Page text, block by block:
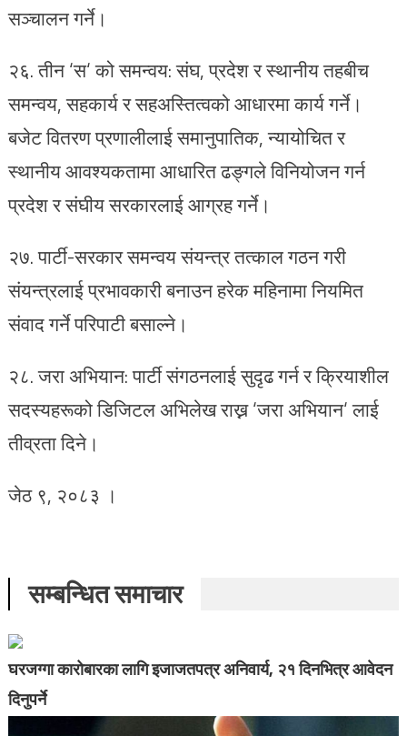
सञ्चालन गर्ने।
२६.⁠ ⁠तीन ‘स‘ को समन्वय: संघ, प्रदेश र स्थानीय तहबीच
समन्वय, सहकार्य र सहअस्तित्वको आधारमा कार्य गर्ने।
बजेट वितरण प्रणालीलाई समानुपातिक, न्यायोचित र
स्थानीय आवश्यकतामा आधारित ढङ्गले विनियोजन गर्न
प्रदेश र संघीय सरकारलाई आग्रह गर्ने।
२७.⁠ पार्टी-सरकार समन्वय संयन्त्र तत्काल गठन गरी
संयन्त्रलाई प्रभावकारी बनाउन हरेक महिनामा नियमित
संवाद गर्ने परिपाटी बसाल्ने।
२८.⁠ ⁠जरा अभियान: पार्टी संगठनलाई सुदृढ गर्न र क्रियाशील
सदस्यहरूको डिजिटल अभिलेख राख्न ‘जरा अभियान‘ लाई
तीव्रता दिने।
जेठ ९, २०८३ ।
सम्बन्धित समाचार
घरजग्गा कारोबारका लागि इजाजतपत्र अनिवार्य, २१ दिनभित्र आवेदन
दिनुपर्ने